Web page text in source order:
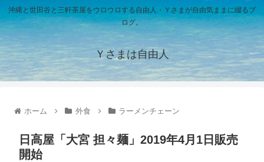
沖縄と世田谷と三軒茶屋をウロウロする自由人・Ｙさまが自由気ままに綴るブ
ログ。
Ｙさまは自由人
ホーム 外食 ラーメンチェーン
日高屋「大宮 担々麺」2019年4月1日販売
開始